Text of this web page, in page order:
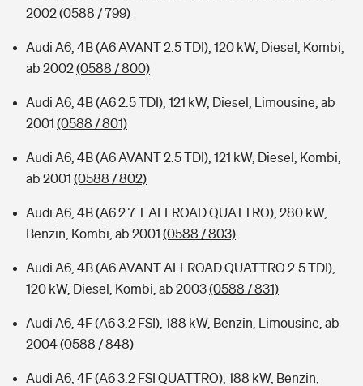
2002(0588 / 799)
Audi A6, 4B (A6 AVANT 2.5 TDI), 120 kW, Diesel, Kombi,
ab 2002(0588 / 800)
Audi A6, 4B (A6 2.5 TDI), 121 kW, Diesel, Limousine, ab
2001 (0588 / 801)
Audi A6, 4B (A6 AVANT 2.5 TDI), 121 kW, Diesel, Kombi,
ab 2001 (0588 / 802)
Audi A6, 4B (A6 2.7 T ALLROAD QUATTRO), 280 kW,
Benzin, Kombi, ab 2001 (0588 / 803)
Audi A6, 4B (A6 AVANT ALLROAD QUATTRO 2.5 TDI),
120 kW, Diesel, Kombi, ab 2003(0588 / 831)
Audi A6, 4F (A6 3.2 FSI), 188 kW, Benzin, Limousine, ab
2004(0588 / 848)
Audi A6, 4F (A6 3.2 FSI QUATTRO), 188 kW, Benzin,